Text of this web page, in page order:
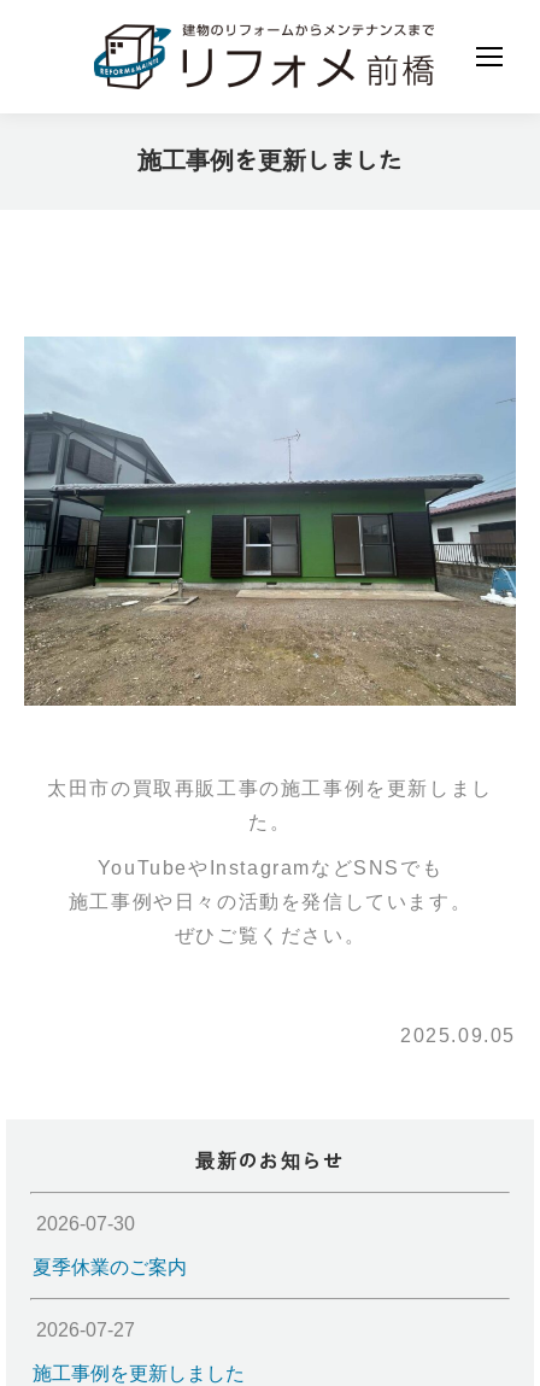
施工事例を更新しました
太田市の買取再販工事の施工事例を更新しまし
た。
YouTubeやInstagramなどSNSでも
施工事例や日々の活動を発信しています。
ぜひご覧ください。
2025.09.05
最新のお知らせ
2026-07-30
夏季休業のご案内
2026-07-27
施工事例を更新しました